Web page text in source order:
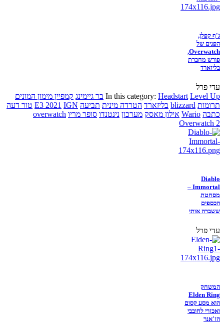
ג'ף קפלן,
הפנים של
Overwatch,
פורש מחברת
בליזארד
עדי פרל
In this category: Headstart Level Up בר גיימינג קמפיין מימון המונים
תרומות blizzard בליזארד הטרדה מינית תביעה E3 2021 IGN
טור דעה
כתבה Wario אילון מאסק מערכון נינטנדו סופר מריו overwatch
Overwatch 2
Diablo
Immortal –
מסחטת
הכספים
ששברה אותי
עדי פרל
המשחק
Elden Ring
הוא מסע קסום
ואכזרי לחובבי
הז'אנר